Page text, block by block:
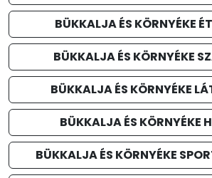
BÜKKALJA ÉS KÖRNYÉKE
BÜKKALJA ÉS KÖRNYÉKE
BÜKKALJA ÉS KÖRNYÉKE
BÜKKALJA ÉS KÖRNYÉKE
BÜKKALJA ÉS KÖRNYÉKE